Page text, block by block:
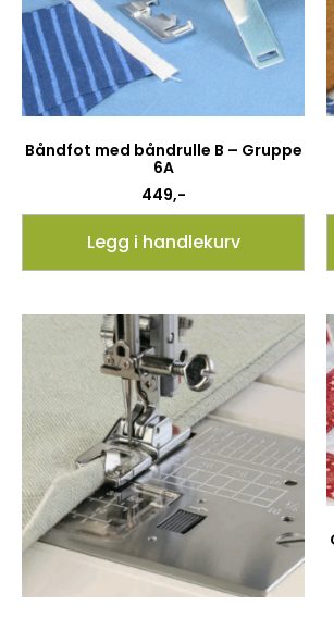
Båndfot med båndrulle B – Gruppe
6A
449,-
Legg i handlekurv